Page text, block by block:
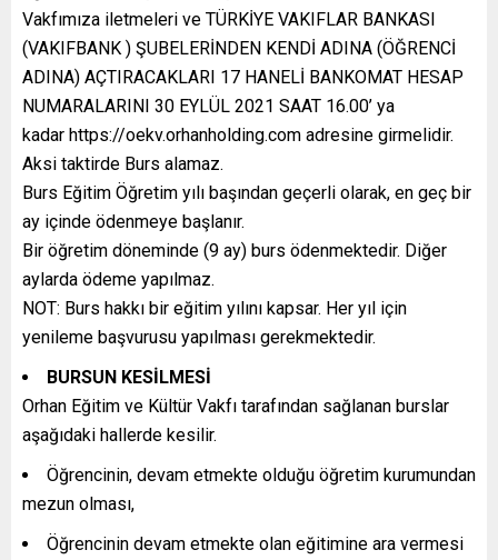
Vakfımıza iletmeleri ve TÜRKİYE VAKIFLAR BANKASI
(VAKIFBANK ) ŞUBELERİNDEN KENDİ ADINA (ÖĞRENCİ
ADINA) AÇTIRACAKLARI 17 HANELİ BANKOMAT HESAP
NUMARALARINI 30 EYLÜL 2021 SAAT 16.00’ ya
kadar https://oekv.orhanholding.com adresine girmelidir.
Aksi taktirde Burs alamaz.
Burs Eğitim Öğretim yılı başından geçerli olarak, en geç bir
ay içinde ödenmeye başlanır.
Bir öğretim döneminde (9 ay) burs ödenmektedir. Diğer
aylarda ödeme yapılmaz.
NOT: Burs hakkı bir eğitim yılını kapsar. Her yıl için
yenileme başvurusu yapılması gerekmektedir.
BURSUN KESİLMESİ
Orhan Eğitim ve Kültür Vakfı tarafından sağlanan burslar
aşağıdaki hallerde kesilir.
Öğrencinin, devam etmekte olduğu öğretim kurumundan
mezun olması,
Öğrencinin devam etmekte olan eğitimine ara vermesi